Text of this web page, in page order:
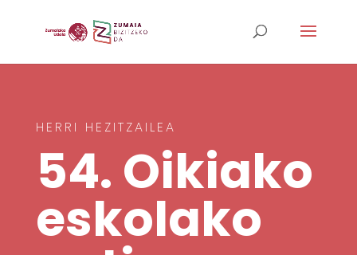
HERRI HEZITZAILEA
54. Oikiako
eskolako